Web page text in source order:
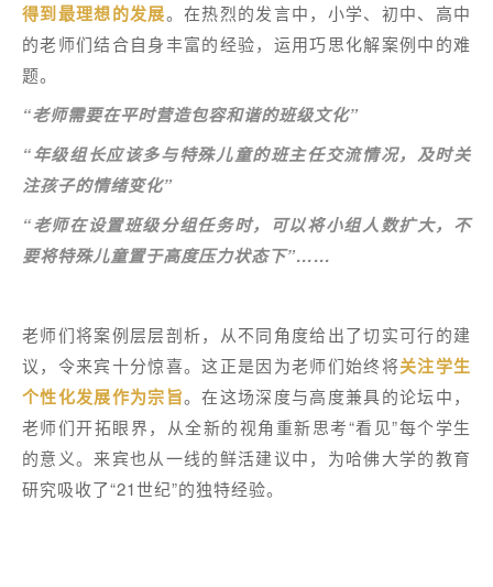
得到最理想的发展。在热烈的发言中，小学、初中、高中
的老师们结合自身丰富的经验，运用巧思化解案例中的难
题。
“老师需要在平时营造包容和谐的班级文化”
“年级组长应该多与特殊儿童的班主任交流情况，及时关
注孩子的情绪变化”
“老师在设置班级分组任务时，可以将小组人数扩大，不
要将特殊儿童置于高度压力状态下”……
老师们将案例层层剖析，从不同角度给出了切实可行的建
议，令来宾十分惊喜。这正是因为老师们始终将关注学生
个性化发展作为宗旨。在这场深度与高度兼具的论坛中，
老师们开拓眼界，从全新的视角重新思考“看见”每个学生
的意义。来宾也从一线的鲜活建议中，为哈佛大学的教育
研究吸收了“21世纪”的独特经验。